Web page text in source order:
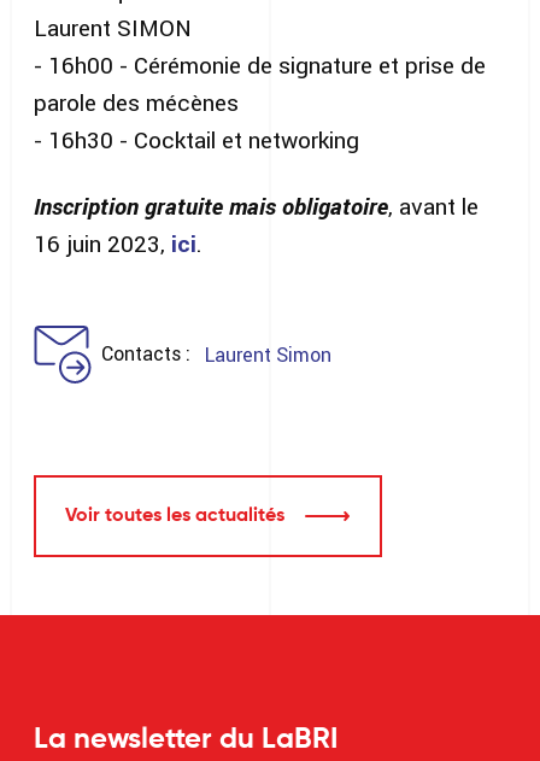
Laurent SIMON
- 16h00 - Cérémonie de signature et prise de
parole des mécènes
- 16h30 - Cocktail et networking
Inscription gratuite mais obligatoire, avant le
16 juin 2023, ici.
Contacts Laurent Simon
Voir toutes les actualités
La newsletter du LaBRI